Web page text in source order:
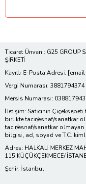
Ticaret Ünvanı: G25 GROUP
ŞİRKETİ
Kayıtlı E-Posta Adresi:
Vergi Numarası: 3881794374
Mersis Numarası:
İletişim: Satıcının
birlikte tacir/esnaf/sanatkar
tacir/esnaf/sanatkar olmayan
bilgisi, ad, soyad ve T.C.
Adres: HALKALI MERKEZ
115 KÜÇÜKÇEKMECE/
Şehir: İstanbul